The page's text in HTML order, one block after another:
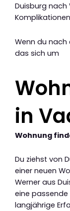
Duisburg
Wenn du nach
das sich um
in
Wohnung
Du ziehst von
einer neuen
Werner aus
eine passende
langjährige